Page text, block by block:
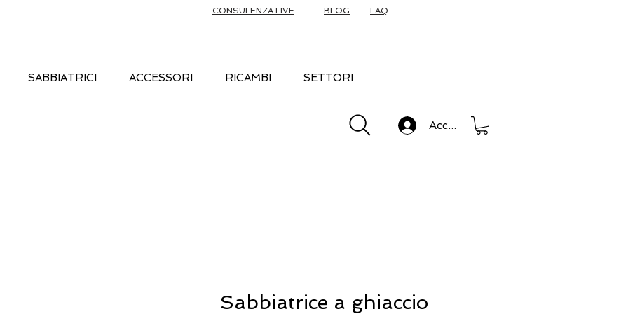
SABBIATRICI ACCESSORI RICAMBI SETTORI
Accedi
BLOG
CONSULENZA LIVE FAQ
Sabbiatrice a ghiaccio